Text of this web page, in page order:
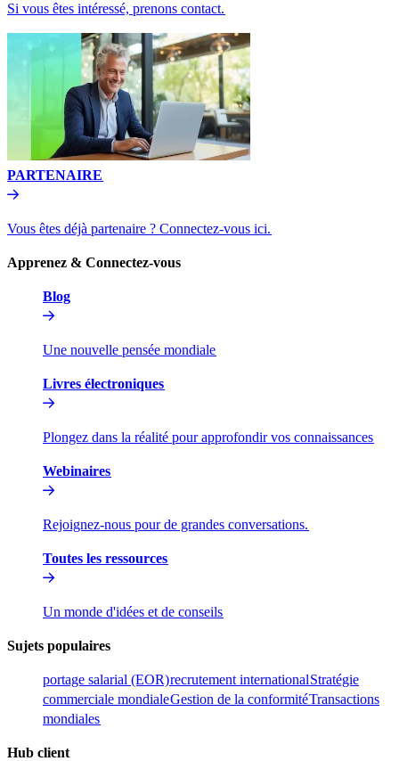
Si vous êtes intéressé, prenons contact.​​
PARTENAIRE​​
Vous êtes déjà partenaire ? Connectez-vous ici.​​
Apprenez & Connectez-vous​​
Blog​​
Une nouvelle pensée mondiale​​
Livres électroniques​​
Plongez dans la réalité pour approfondir vos connaissances​​
Webinaires​​
Rejoignez-nous pour de grandes conversations.​​
Toutes les ressources​​
Un monde d'idées et de conseils​​
Sujets populaires​​
portage salarial (EOR)​​recrutement international​​Stratégie
commerciale mondiale​​Gestion de la conformité​​Transactions
mondiales​​
Hub client​​